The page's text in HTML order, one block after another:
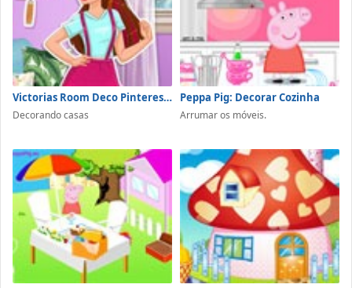
Victorias Room Deco Pinterest Story
Decorando casas
Peppa Pig: Decorar Cozinha
Arrumar os móveis.